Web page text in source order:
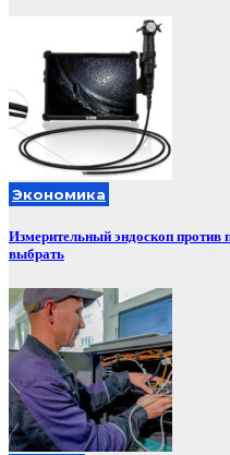
Экономика
Измерительный эндоскоп против
выбрать